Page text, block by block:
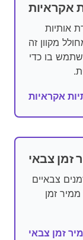
אקראיות
אותיות
מקוון זה
בו כדי
אקראיות
זמן צבאי
צבאיים
זמן
זמן צבאי